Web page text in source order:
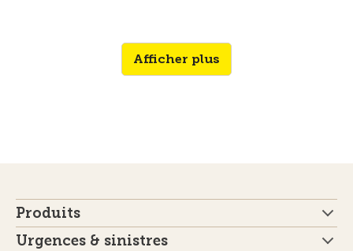
Afficher plus
Produits
Urgences & sinistres